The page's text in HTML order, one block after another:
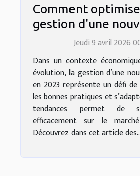
Comment
gestion d'une
entreprise en
Jeudi 9 avril 2026
Dans un contexte
évolution, la gestion d’une
en 2023 représente un défi
les bonnes pratiques et
tendances permet de
efficacement sur le
Découvrez dans cet article